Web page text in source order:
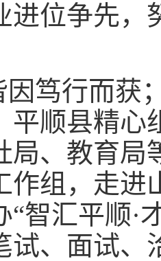
进位争先，
因笃行而获
平顺县精心
局、教育局
作组，走进
“智汇平顺·
试、面试、